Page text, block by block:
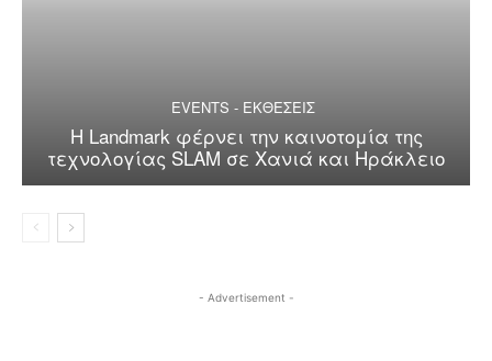
EVENTS - ΕΚΘΕΣΕΙΣ
Η Landmark φέρνει την καινοτομία της
τεχνολογίας SLAM σε Χανιά και Ηράκλειο
- Advertisement -